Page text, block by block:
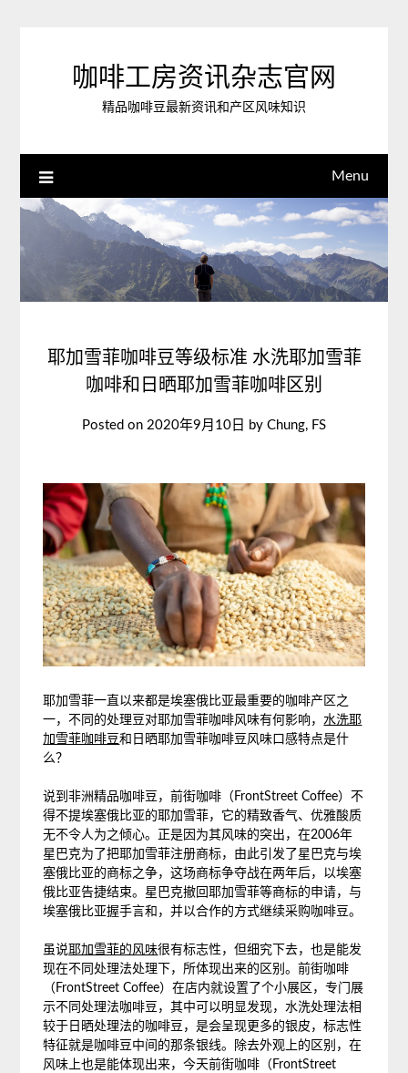
咖啡工房资讯杂志官网
精品咖啡豆最新资讯和产区风味知识
Menu
耶加雪菲咖啡豆等级标准 水洗耶加雪菲
咖啡和日晒耶加雪菲咖啡区别
Posted on 2020年9月10日 by Chung, FS
耶加雪菲一直以来都是埃塞俄比亚最重要的咖啡产区之
一，不同的处理豆对耶加雪菲咖啡风味有何影响，水洗耶
加雪菲咖啡豆和日晒耶加雪菲咖啡豆风味口感特点是什
么？
说到非洲精品咖啡豆，前街咖啡（FrontStreet Coffee）不
得不提埃塞俄比亚的耶加雪菲，它的精致香气、优雅酸质
无不令人为之倾心。正是因为其风味的突出，在2006年
星巴克为了把耶加雪菲注册商标，由此引发了星巴克与埃
塞俄比亚的商标之争，这场商标争夺战在两年后，以埃塞
俄比亚告捷结束。星巴克撤回耶加雪菲等商标的申请，与
埃塞俄比亚握手言和，并以合作的方式继续采购咖啡豆。
虽说耶加雪菲的风味很有标志性，但细究下去，也是能发
现在不同处理法处理下，所体现出来的区别。前街咖啡
（FrontStreet Coffee）在店内就设置了个小展区，专门展
示不同处理法咖啡豆，其中可以明显发现，水洗处理法相
较于日晒处理法的咖啡豆，是会呈现更多的银皮，标志性
特征就是咖啡豆中间的那条银线。除去外观上的区别，在
风味上也是能体现出来，今天前街咖啡（FrontStreet